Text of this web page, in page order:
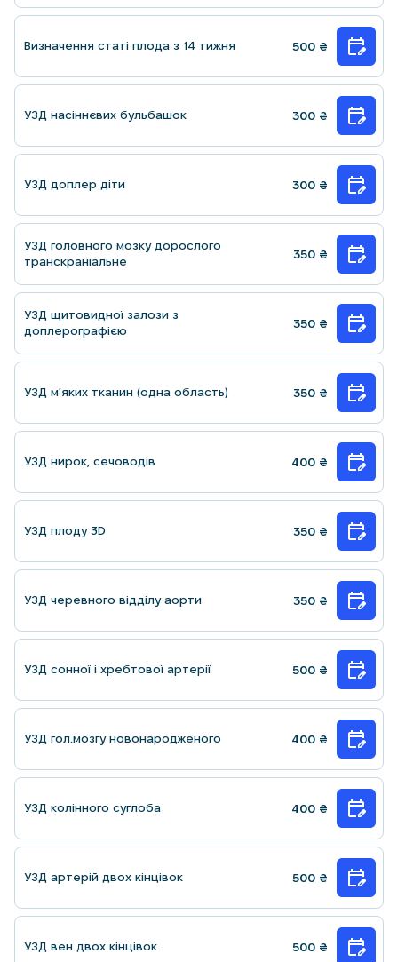
Визначення статi плода з 14 тижня 500 ₴
УЗД насіннєвих бульбашок 300 ₴
УЗД доплер діти 300 ₴
УЗД головного мозку дорослого
транскранiальне
350 ₴
УЗД щитовидної залози з
доплерографiєю
350 ₴
УЗД м'яких тканин (одна область) 350 ₴
УЗД нирок, сечоводiв 400 ₴
УЗД плоду 3D 350 ₴
УЗД черевного відділу аорти 350 ₴
УЗД сонної i хребтової артерiї 500 ₴
УЗД гол.мозгу новонародженого 400 ₴
УЗД колінного суглоба 400 ₴
УЗД артерій двох кінцівок 500 ₴
УЗД вен двох кінцівок 500 ₴